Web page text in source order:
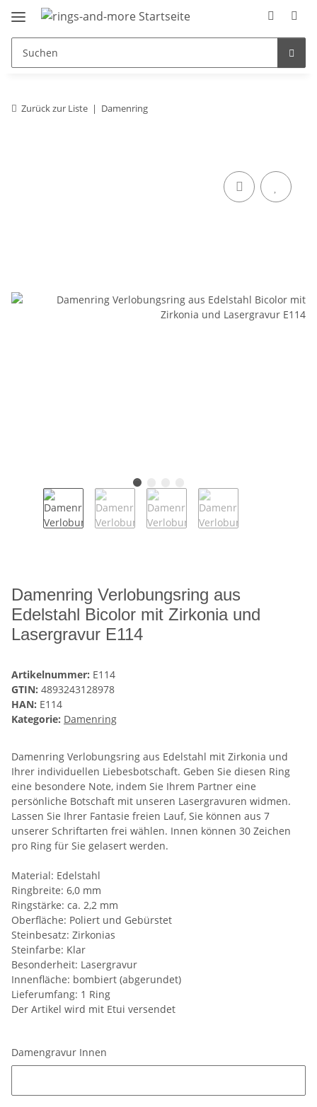
Zurück zur Liste Damenring
Damenring Verlobungsring aus
Edelstahl Bicolor mit Zirkonia und
Lasergravur E114
Artikelnummer: E114
GTIN: 4893243128978
HAN: E114
Kategorie: Damenring
Damenring Verlobungsring aus Edelstahl mit Zirkonia und
Ihrer individuellen Liebesbotschaft. Geben Sie diesen Ring
eine besondere Note, indem Sie Ihrem Partner eine
persönliche Botschaft mit unseren Lasergravuren widmen.
Lassen Sie Ihrer Fantasie freien Lauf, Sie können aus 7
unserer Schriftarten frei wählen. Innen können 30 Zeichen
pro Ring für Sie gelasert werden.
Material: Edelstahl
Ringbreite: 6,0 mm
Ringstärke: ca. 2,2 mm
Oberfläche: Poliert und Gebürstet
Steinbesatz: Zirkonias
Steinfarbe: Klar
Besonderheit: Lasergravur
Innenfläche: bombiert (abgerundet)
Lieferumfang: 1 Ring
Der Artikel wird mit Etui versendet
Damengravur Innen